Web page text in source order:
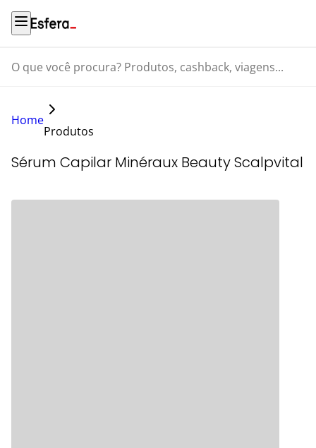
O que você procura? Produtos, cashback, viagens...
Home
Produtos
Sérum Capilar Minéraux Beauty Scalpvital